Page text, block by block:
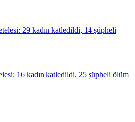
29 kadın katledildi, 14 şüpheli
16 kadın katledildi, 25 şüpheli ölüm